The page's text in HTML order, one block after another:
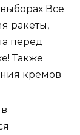
Все
ракеты,
перед
Также
кремов